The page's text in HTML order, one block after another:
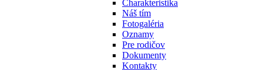
Charakteristika
Náš tím
Fotogaléria
Oznamy
Pre rodičov
Dokumenty
Kontakty